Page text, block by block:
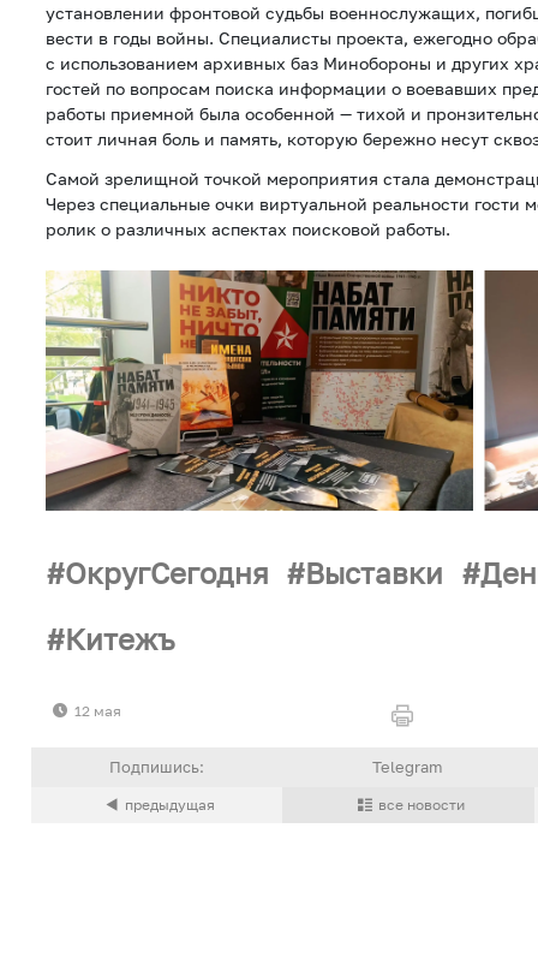
установлении фронтовой судьбы военнослужащих,
вести в годы войны. Специалисты проекта, ежегодно
с использованием архивных баз Минобороны и других
гостей по вопросам поиска информации о воевавших
работы приемной была особенной — тихой и
стоит личная боль и память, которую бережно несут
Самой зрелищной точкой мероприятия стала
Через специальные очки виртуальной реальности гости
ролик о различных аспектах поисковой работы.
ОкругСегодня Выставки
Китежъ
12 мая